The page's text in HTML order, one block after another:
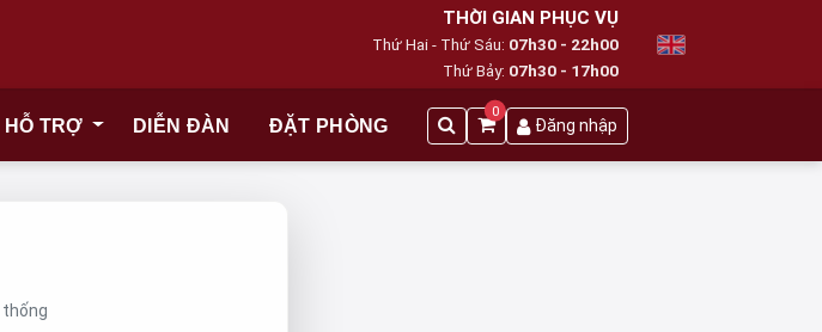
THỜI GIAN PHỤC VỤ
Thứ Hai - Thứ Sáu: 07h30 - 22h00
Thứ Bảy: 07h30 - 17h00
HỖ TRỢ DIỄN ĐÀN ĐẶT PHÒNG
0
Đăng nhập
thống